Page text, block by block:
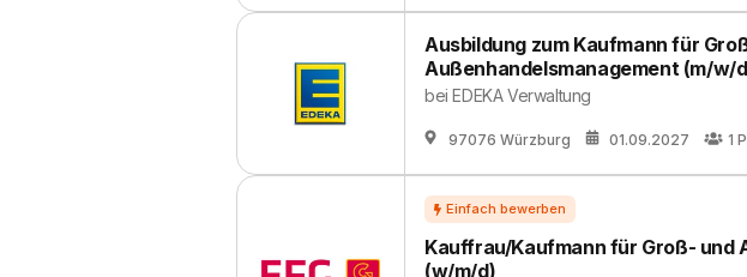
Ausbildung zum Kaufmann für
Außenhandelsmanagement (m/w/
beiEDEKA Verwaltung
97076 Würzburg 01.09.2027 1
Kauffrau/Kaufmann für Groß- und
(w/m/d)